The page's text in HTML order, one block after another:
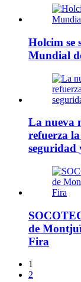
Holcim se
Mundial
La nueva
refuerza
seguridad
de
Fira
1
2